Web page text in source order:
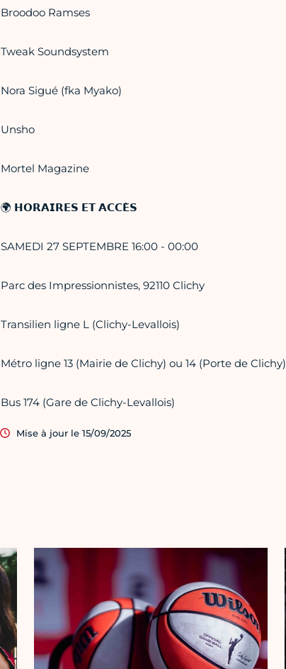
Broodoo Ramses
Tweak Soundsystem
Nora Sigué (fka Myako)
Unsho
Mortel Magazine
🌍 𝗛𝗢𝗥𝗔𝗜𝗥𝗘𝗦 𝗘𝗧 𝗔𝗖𝗖𝗘̀𝗦
SAMEDI 27 SEPTEMBRE 16:00 - 00:00
Parc des Impressionnistes, 92110 Clichy
Transilien ligne L (Clichy-Levallois)
Métro ligne 13 (Mairie de Clichy) ou 14 (Porte de Clichy)
Bus 174 (Gare de Clichy-Levallois)
Mise à jour le 15/09/2025